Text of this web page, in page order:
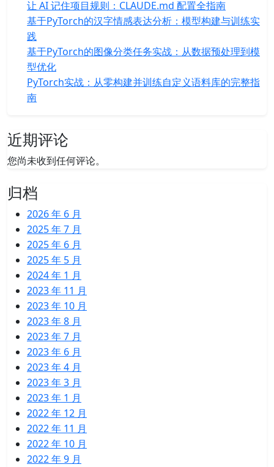
让 AI 记住项目规则：CLAUDE.md 配置全指南
基于PyTorch的汉字情感表达分析：模型构建与训练实
践
基于PyTorch的图像分类任务实战：从数据预处理到模
型优化
PyTorch实战：从零构建并训练自定义语料库的完整指
南
近期评论
您尚未收到任何评论。
归档
2026 年 6 月
2025 年 7 月
2025 年 6 月
2025 年 5 月
2024 年 1 月
2023 年 11 月
2023 年 10 月
2023 年 8 月
2023 年 7 月
2023 年 6 月
2023 年 4 月
2023 年 3 月
2023 年 1 月
2022 年 12 月
2022 年 11 月
2022 年 10 月
2022 年 9 月